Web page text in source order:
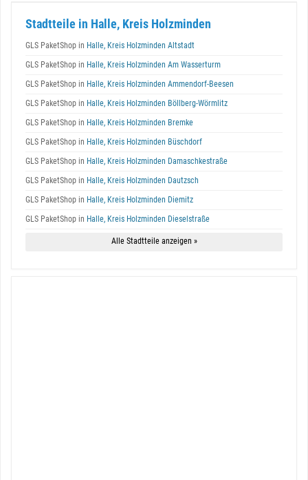
Stadtteile in Halle, Kreis Holzminden
GLS PaketShop in Halle, Kreis Holzminden Altstadt
GLS PaketShop in Halle, Kreis Holzminden Am Wasserturm
GLS PaketShop in Halle, Kreis Holzminden Ammendorf-Beesen
GLS PaketShop in Halle, Kreis Holzminden Böllberg-Wörmlitz
GLS PaketShop in Halle, Kreis Holzminden Bremke
GLS PaketShop in Halle, Kreis Holzminden Büschdorf
GLS PaketShop in Halle, Kreis Holzminden Damaschkestraße
GLS PaketShop in Halle, Kreis Holzminden Dautzsch
GLS PaketShop in Halle, Kreis Holzminden Diemitz
GLS PaketShop in Halle, Kreis Holzminden Dieselstraße
Alle Stadtteile anzeigen »